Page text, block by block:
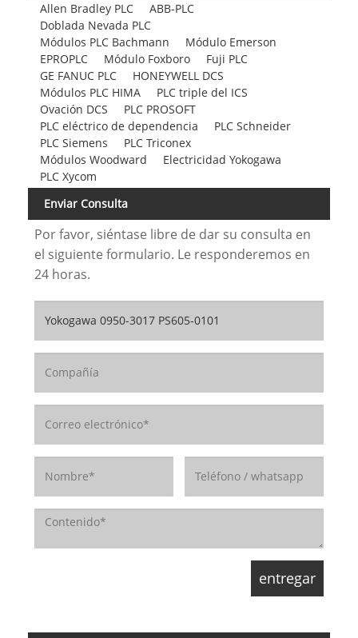
Allen Bradley PLC
ABB-PLC
Doblada Nevada PLC
Módulos PLC Bachmann
Módulo Emerson
EPROPLC
Módulo Foxboro
Fuji PLC
GE FANUC PLC
HONEYWELL DCS
Módulos PLC HIMA
PLC triple del ICS
Ovación DCS
PLC PROSOFT
PLC eléctrico de dependencia
PLC Schneider
PLC Siemens
PLC Triconex
Módulos Woodward
Electricidad Yokogawa
PLC Xycom
Enviar Consulta
Por favor, siéntase libre de dar su consulta en
el siguiente formulario. Le responderemos en
24 horas.